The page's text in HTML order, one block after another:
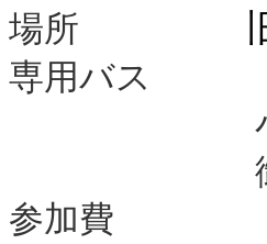
場所
専用バス
小田急線
御殿場線
参加費 お一